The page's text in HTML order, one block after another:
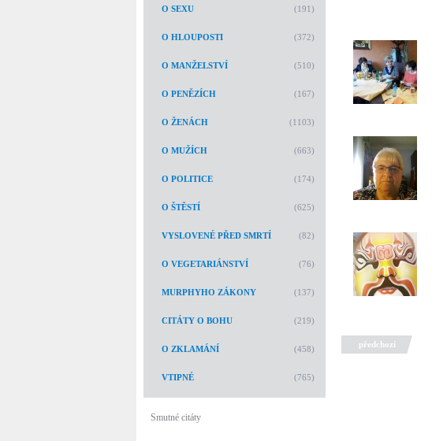
O SEXU (191)
O HLOUPOSTI (372)
O MANŽELSTVÍ (510)
O PENĚZÍCH (167)
O ŽENÁCH (1103)
O MUŽÍCH (663)
O POLITICE (174)
O ŠTĚSTÍ (625)
VYSLOVENÉ PŘED SMRTÍ (82)
O VEGETARIÁNSTVÍ (76)
MURPHYHO ZÁKONY (137)
CITÁTY O BOHU (219)
O ZKLAMÁNÍ (458)
VTIPNÉ (765)
Smutné citáty
předchozí